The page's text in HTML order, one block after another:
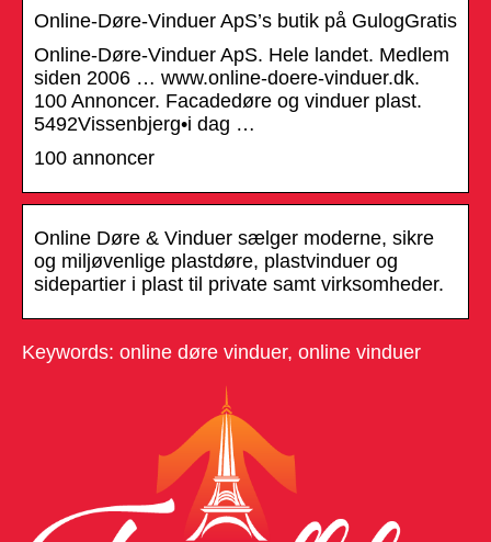
Online-Døre-Vinduer ApS’s butik på GulogGratis
Online-Døre-Vinduer ApS. Hele landet. Medlem
siden 2006 … www.online-doere-vinduer.dk.
100 Annoncer. Facadedøre og vinduer plast.
5492Vissenbjerg•i dag …
100 annoncer
Online Døre & Vinduer sælger moderne, sikre
og miljøvenlige plastdøre, plastvinduer og
sidepartier i plast til private samt virksomheder.
Keywords: online døre vinduer, online vinduer